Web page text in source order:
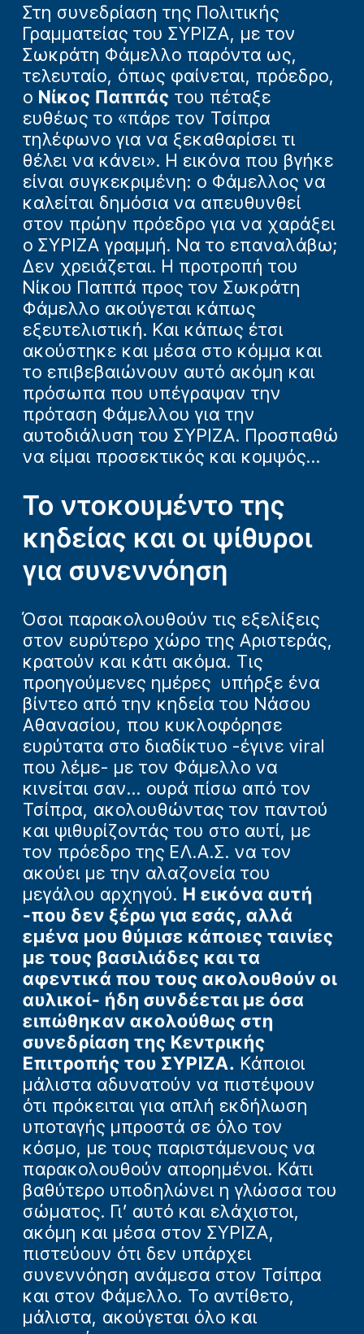
Στη συνεδρίαση της Πολιτικής
Γραμματείας του ΣΥΡΙΖΑ, με τον
Σωκράτη Φάμελλο παρόντα ως,
τελευταίο, όπως φαίνεται, πρόεδρο,
ο Νίκος Παππάς του πέταξε
ευθέως το «πάρε τον Τσίπρα
τηλέφωνο για να ξεκαθαρίσει τι
θέλει να κάνει». Η εικόνα που βγήκε
είναι συγκεκριμένη: ο Φάμελλος να
καλείται δημόσια να απευθυνθεί
στον πρώην πρόεδρο για να χαράξει
ο ΣΥΡΙΖΑ γραμμή. Να το επαναλάβω;
Δεν χρειάζεται. Η προτροπή του
Νίκου Παππά προς τον Σωκράτη
Φάμελλο ακούγεται κάπως
εξευτελιστική. Και κάπως έτσι
ακούστηκε και μέσα στο κόμμα και
το επιβεβαιώνουν αυτό ακόμη και
πρόσωπα που υπέγραψαν την
πρόταση Φάμελλου για την
αυτοδιάλυση του ΣΥΡΙΖΑ. Προσπαθώ
να είμαι προσεκτικός και κομψός...
Το ντοκουμέντο της
κηδείας και οι ψίθυροι
για συνεννόηση
Όσοι παρακολουθούν τις εξελίξεις
στον ευρύτερο χώρο της Αριστεράς,
κρατούν και κάτι ακόμα. Τις
προηγούμενες ημέρες υπήρξε ένα
βίντεο από την κηδεία του Νάσου
Αθανασίου, που κυκλοφόρησε
ευρύτατα στο διαδίκτυο -έγινε viral
που λέμε- με τον Φάμελλο να
κινείται σαν... ουρά πίσω από τον
Τσίπρα, ακολουθώντας τον παντού
και ψιθυρίζοντάς του στο αυτί, με
τον πρόεδρο της ΕΛ.Α.Σ. να τον
ακούει με την αλαζονεία του
μεγάλου αρχηγού. Η εικόνα αυτή
-που δεν ξέρω για εσάς, αλλά
εμένα μου θύμισε κάποιες ταινίες
με τους βασιλιάδες και τα
αφεντικά που τους ακολουθούν οι
αυλικοί- ήδη συνδέεται με όσα
ειπώθηκαν ακολούθως στη
συνεδρίαση της Κεντρικής
Επιτροπής του ΣΥΡΙΖΑ. Κάποιοι
μάλιστα αδυνατούν να πιστέψουν
ότι πρόκειται για απλή εκδήλωση
υποταγής μπροστά σε όλο τον
κόσμο, με τους παριστάμενους να
παρακολουθούν απορημένοι. Κάτι
βαθύτερο υποδηλώνει η γλώσσα του
σώματος. Γι’ αυτό και ελάχιστοι,
ακόμη και μέσα στον ΣΥΡΙΖΑ,
πιστεύουν ότι δεν υπάρχει
συνεννόηση ανάμεσα στον Τσίπρα
και στον Φάμελλο. Το αντίθετο,
μάλιστα, ακούγεται όλο και